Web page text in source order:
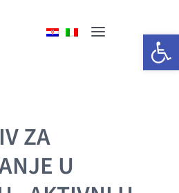
Toggle
Navigation
ZA
U